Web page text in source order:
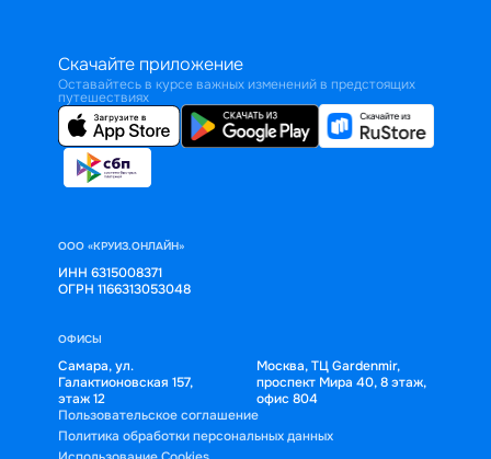
Скачайте приложение
Оставайтесь в курсе важных изменений в предстоящих
путешествиях
ООО «КРУИЗ.ОНЛАЙН»
ИНН 6315008371
ОГРН 1166313053048
ОФИСЫ
Самара, ул.
Галактионовская 157,
этаж 12
Москва, ТЦ Gardenmir,
проспект Мира 40, 8 этаж,
офис 804
Пользовательское соглашение
Политика обработки персональных данных